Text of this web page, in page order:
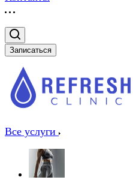
Записаться
Все услуги